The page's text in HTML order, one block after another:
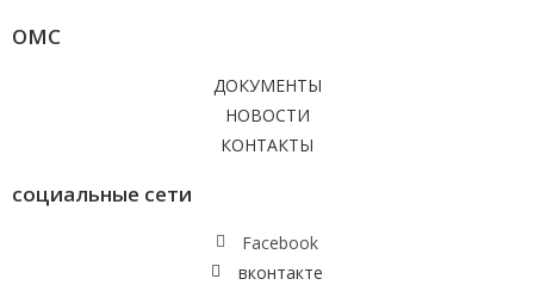
ОМС
ДОКУМЕНТЫ
НОВОСТИ
КОНТАКТЫ
социальные сети
Facebook
вконтакте